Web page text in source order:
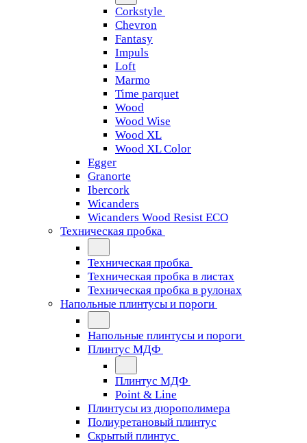
Corkstyle
Chevron
Fantasy
Impuls
Loft
Marmo
Time parquet
Wood
Wood Wise
Wood XL
Wood XL Color
Egger
Granorte
Ibercork
Wicanders
Wicanders Wood Resist ECO
Техническая пробка
Техническая пробка
Техническая пробка в листах
Техническая пробка в рулонах
Напольные плинтусы и пороги
Напольные плинтусы и пороги
Плинтус МДФ
Плинтус МДФ
Point & Line
Плинтусы из дюрополимера
Полиуретановый плинтус
Скрытый плинтус